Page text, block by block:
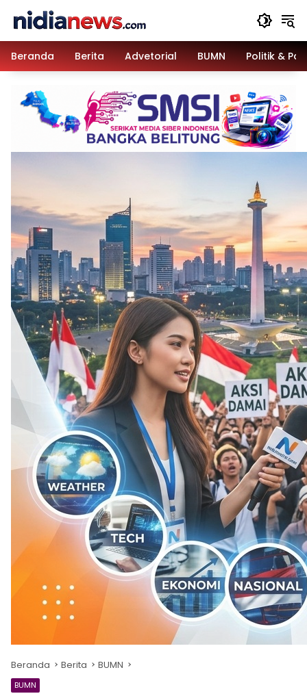
Beranda
Berita Advetorial BUMN Politik &
Beranda Berita BUMN
BUMN